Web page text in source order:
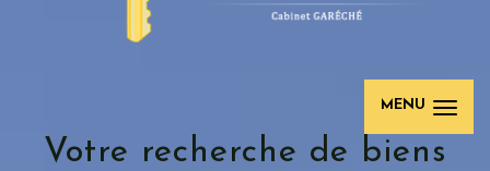
MENU
votre recherche de biens